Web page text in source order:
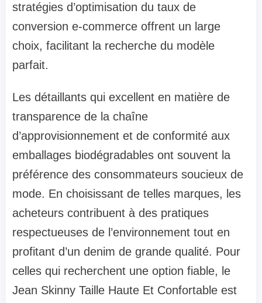
stratégies d’optimisation du taux de
conversion e-commerce offrent un large
choix, facilitant la recherche du modèle
parfait.
Les détaillants qui excellent en matière de
transparence de la chaîne
d’approvisionnement et de conformité aux
emballages biodégradables ont souvent la
préférence des consommateurs soucieux de
mode. En choisissant de telles marques, les
acheteurs contribuent à des pratiques
respectueuses de l’environnement tout en
profitant d’un denim de grande qualité. Pour
celles qui recherchent une option fiable, le
Jean Skinny Taille Haute Et Confortable est